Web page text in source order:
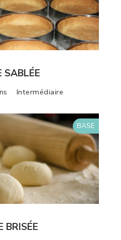
SABLÉE
Intermédiaire
BASE
BRISÉE